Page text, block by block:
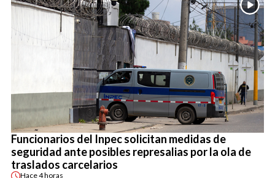
Funcionarios del Inpec solicitan medidas de
seguridad ante posibles represalias por la ola de
traslados carcelarios
Hace4 horas